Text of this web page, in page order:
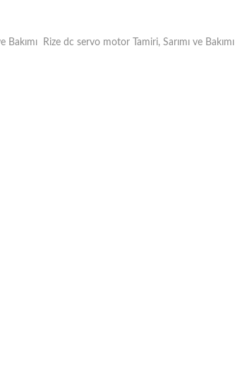
Bakımı Rize dc servo motor Tamiri, Sarımı ve Bakımı